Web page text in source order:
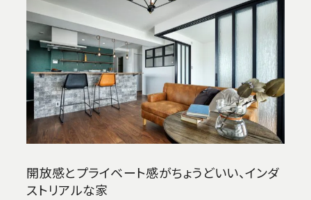
開放感とプライベート感がちょうどいい、インダ
ストリアルな家